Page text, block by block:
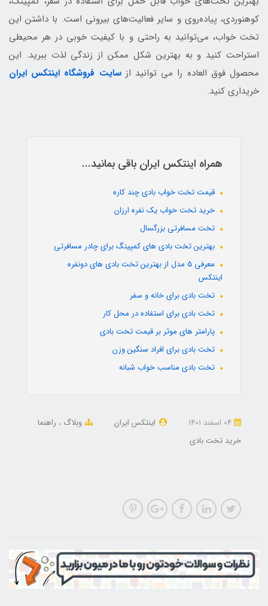
کوهنوردی، پیاده‌روی و سایر فعالیت‌های بیرونی است. با داشتن این
تخت خواب، می‌توانید به راحتی و با کیفیت خوبی در هر محیطی
استراحت کنید و به بهترین شکل ممکن از زندگی لذت ببرید. این
محصول فوق العاده را می توانید ازسایت فروشگاه اینتکس ایران
خریداری کنید.
همراه اینتکس ایران باقی بمانید...
قیمت تخت خواب بادی چند کاره
خرید تخت خواب یک نفره ارزان
تخت مسافرتی بزرگسال
بهترین تخت بادی های کمپینگ برای چادر مسافرتی
معرفی 5 مدل از بهترین تخت بادی های دونفره
اینتکس
تخت بادی برای خانه و سفر
تخت بادی برای استفاده در محل کار
پارامتر های موثر بر قیمت تخت بادی
تخت بادی برای افراد سنگین وزن
تخت بادی مناسب خواب شبانه
اینتکس ایران وبلاگ
راهنما
خرید تخت بادی